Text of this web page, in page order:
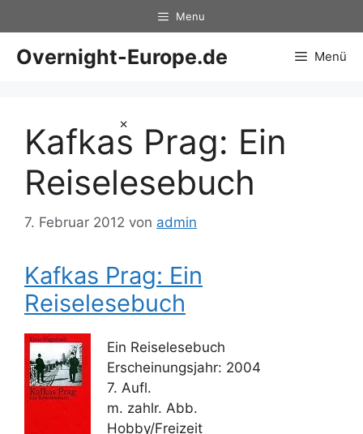
×
Inhalt
springen
Menu
Overnight-Europe.de Menü
Kafkas Prag: Ein
Reiselesebuch
7. Februar 2012 von admin
Kafkas Prag: Ein
Reiselesebuch
Ein Reiselesebuch
Erscheinungsjahr: 2004
7. Aufl.
m. zahlr. Abb.
Hobby/Freizeit